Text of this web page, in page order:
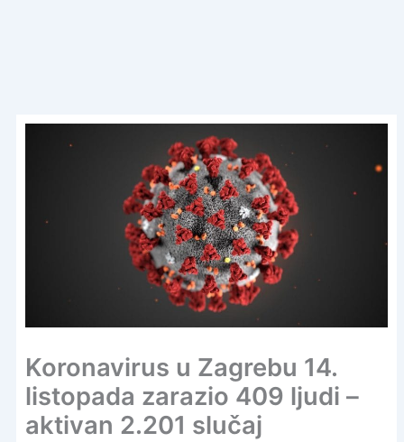
Koronavirus u Zagrebu 14.
listopada zarazio 409 ljudi –
aktivan 2.201 slučaj